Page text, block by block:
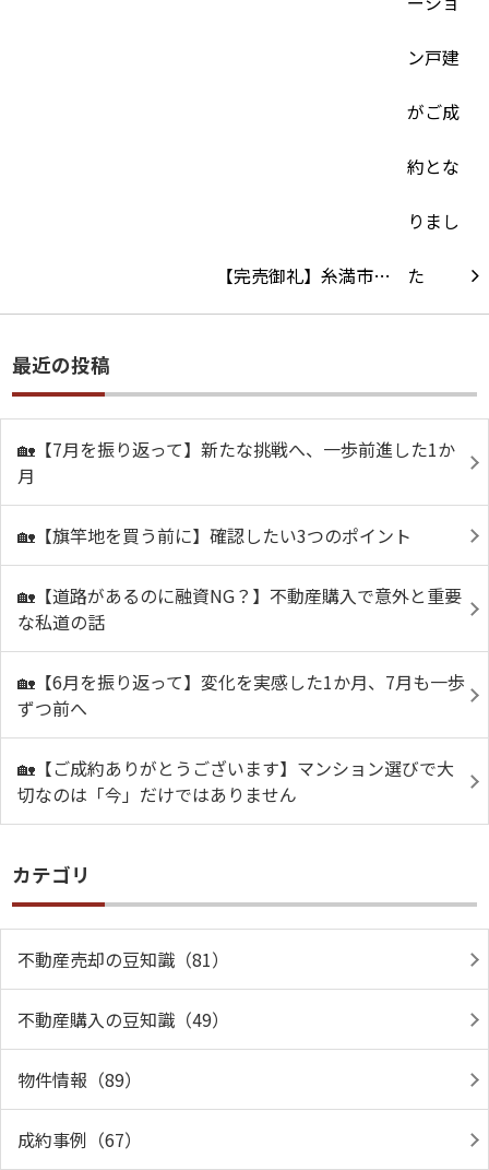
【完売御礼】糸満市…
最近の投稿
🏡【7月を振り返って】新たな挑戦へ、一歩前進した1か
月
🏡【旗竿地を買う前に】確認したい3つのポイント
🏡【道路があるのに融資NG？】不動産購入で意外と重要
な私道の話
🏡【6月を振り返って】変化を実感した1か月、7月も一歩
ずつ前へ
🏡【ご成約ありがとうございます】マンション選びで大
切なのは「今」だけではありません
カテゴリ
不動産売却の豆知識（81）
不動産購入の豆知識（49）
物件情報（89）
成約事例（67）